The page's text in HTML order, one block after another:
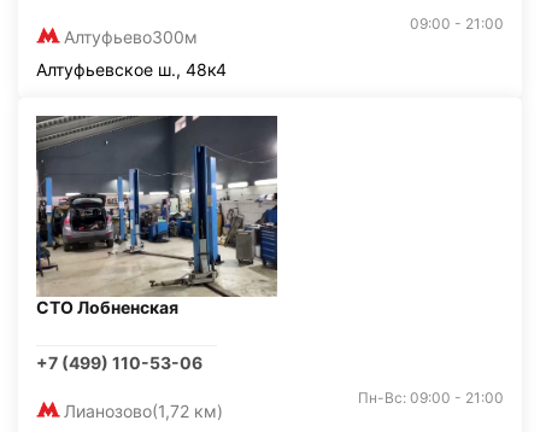
Алтуфьево300м
09:00 - 21:00
Алтуфьевское ш., 48к4
СТО Лобненская
+7 (499) 110-53-06
Лианозово(1,72 км)
Пн-Вс: 09:00 - 21:00